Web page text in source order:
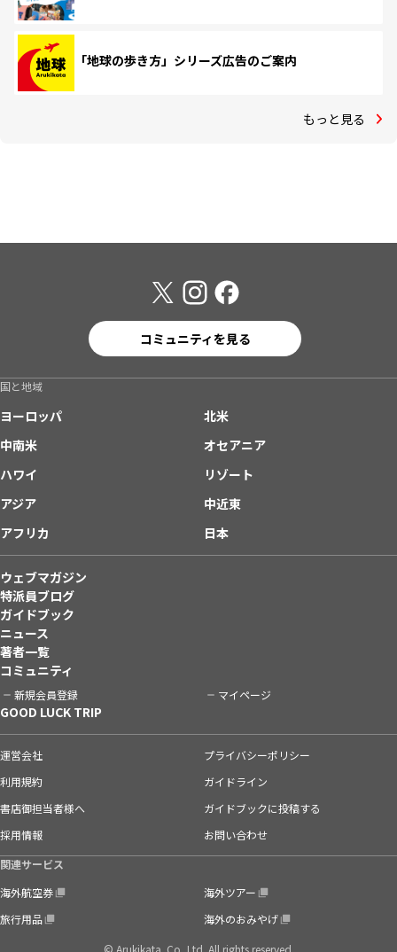
「地球の歩き方」シリーズ広告のご案内
もっと見る
コミュニティを見る
国と地域
ヨーロッパ
北米
中南米
オセアニア
ハワイ
リゾート
アジア
中近東
アフリカ
日本
ウェブマガジン
特派員ブログ
ガイドブック
ニュース
著者一覧
コミュニティ
新規会員登録 マイページ
GOOD LUCK TRIP
運営会社
プライバシーポリシー
利用規約
ガイドライン
書店御担当者様へ
ガイドブックに投稿する
採用情報
お問い合わせ
関連サービス
海外航空券
海外ツアー
旅行用品
海外のおみやげ
© Arukikata. Co.,Ltd. All rights reserved.